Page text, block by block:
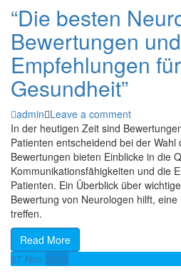
“Die besten
Bewertungen und
Empfehlungen
Gesundheit”
admin Leave a comment
In der heutigen Zeit sind
Patienten entscheidend bei der
Bewertungen bieten Einblicke in die
Kommunikationsfähigkeiten und die
Patienten. Ein Überblick über
Bewertung von Neurologen hilft,
treffen.
Read More
27 Nov 2025